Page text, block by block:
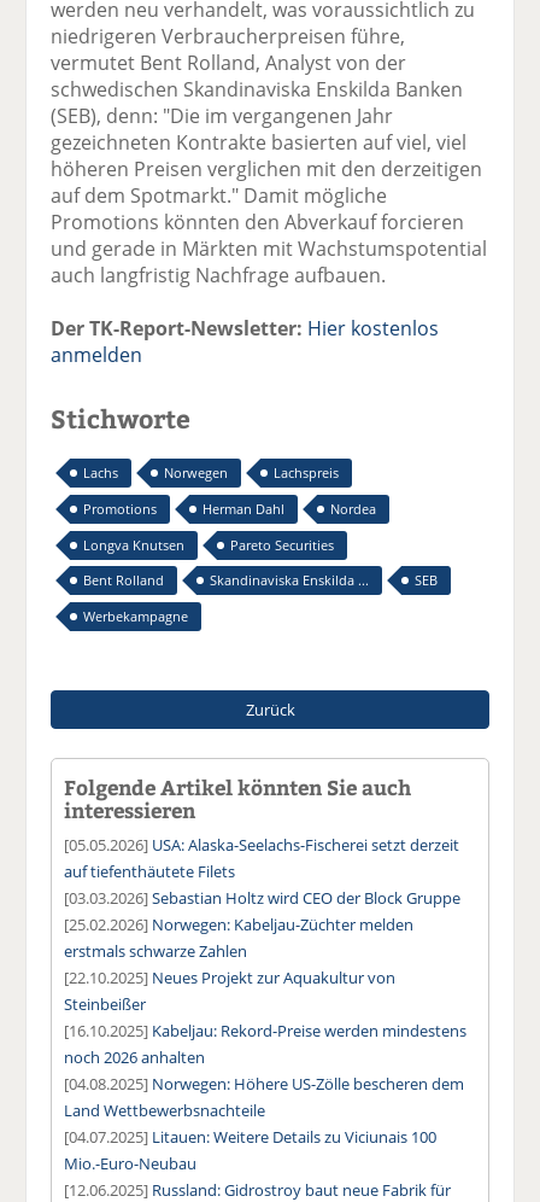
werden neu verhandelt, was voraussichtlich zu
niedrigeren Verbraucherpreisen führe,
vermutet Bent Rolland, Analyst von der
schwedischen Skandinaviska Enskilda Banken
(SEB), denn: "Die im vergangenen Jahr
gezeichneten Kontrakte basierten auf viel, viel
höheren Preisen verglichen mit den derzeitigen
auf dem Spotmarkt." Damit mögliche
Promotions könnten den Abverkauf forcieren
und gerade in Märkten mit Wachstumspotential
auch langfristig Nachfrage aufbauen.
Der TK-Report-Newsletter: Hier kostenlos
anmelden
Stichworte
Lachs Norwegen
Lachspreis
Promotions
Herman Dahl
Nordea
Longva Knutsen
Pareto Securities
Bent Rolland
Skandinaviska Enskilda ...
SEB
Werbekampagne
Zurück
Folgende Artikel könnten Sie auch
interessieren
[05.05.2026] USA: Alaska-Seelachs-Fischerei setzt derzeit
auf tiefenthäutete Filets
[03.03.2026]Sebastian Holtz wird CEO der Block Gruppe
[25.02.2026] Norwegen: Kabeljau-Züchter melden
erstmals schwarze Zahlen
[22.10.2025] Neues Projekt zur Aquakultur von
Steinbeißer
[16.10.2025] Kabeljau: Rekord-Preise werden mindestens
noch 2026 anhalten
[04.08.2025] Norwegen: Höhere US-Zölle bescheren dem
Land Wettbewerbsnachteile
[04.07.2025] Litauen: Weitere Details zu Viciunais 100
Mio.-Euro-Neubau
[12.06.2025] Russland: Gidrostroy baut neue Fabrik für